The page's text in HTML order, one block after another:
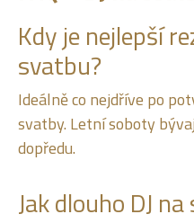
Kdy je nejlepší
svatbu?
Ideálně co nejdříve po
svatby. Letní soboty
dopředu.
Jak dlouho DJ